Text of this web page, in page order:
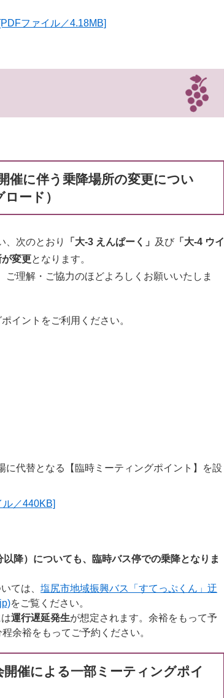
ファイル／4.18MB]
催に伴う乗降場所の変更につい
ード）
、次のとおり 「大-3 えんぱーく」 及び 「大-4 ウイ
変更となります。
理解・ご協力のほどよろしくお願いいたしま
イントをご利用ください。
代替となる【臨時ミーティングポイント】を設
／440KB]
降）についても、臨時バス停での乗降となりま
ては、 塩尻市地域振興バス「すてっぷくん」迂
をご覧ください。
運行遅延発生が想定されます。余裕をもって予
余裕をもってご予約ください。
開催による一部ミーティングポイ